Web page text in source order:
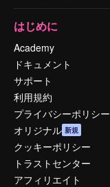
はじめに
Academy
ドキュメント
サポート
利用規約
プライバシーポリシー
オリジナル 新規
クッキーポリシー
トラストセンター
アフィリエイト